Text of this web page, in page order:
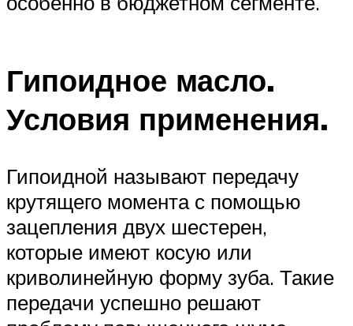
Гипоидное масло.
Условия применения.
Гипоидной называют передачу
крутящего момента с помощью
зацепления двух шестерен,
которые имеют косую или
криволинейную форму зуба. Такие
передачи успешно решают